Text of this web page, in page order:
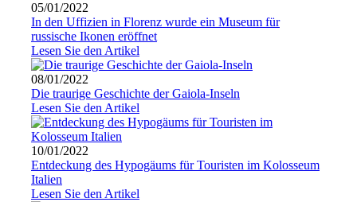
05/01/2022
In den Uffizien in Florenz wurde ein Museum für
russische Ikonen eröffnet
Lesen Sie den Artikel
08/01/2022
Die traurige Geschichte der Gaiola-Inseln
Lesen Sie den Artikel
10/01/2022
Entdeckung des Hypogäums für Touristen im Kolosseum
Italien
Lesen Sie den Artikel